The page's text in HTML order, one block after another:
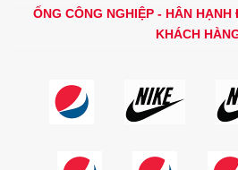
ỐNG CÔNG NGHIỆP - HÂN
KHÁCH